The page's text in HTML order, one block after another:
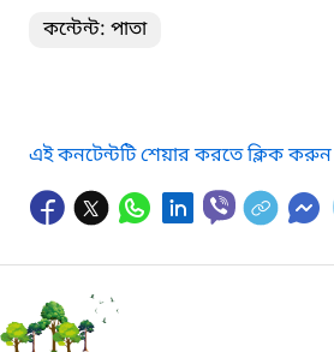
কন্টেন্ট: পাতা
এই কনটেন্টটি শেয়ার করতে ক্লিক করুন